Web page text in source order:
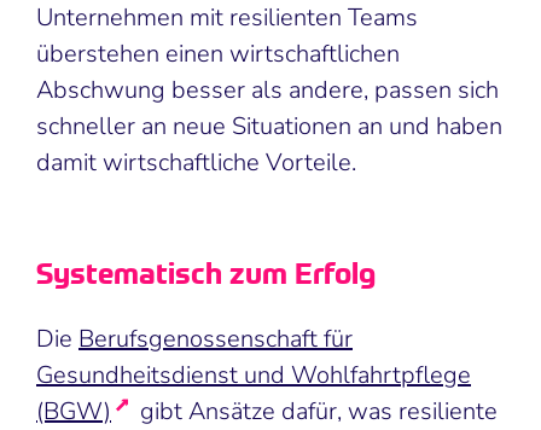
Unternehmen mit resilienten Teams
überstehen einen wirtschaftlichen
Abschwung besser als andere, passen sich
schneller an neue Situationen an und haben
damit wirtschaftliche Vorteile.
Systematisch zum Erfolg
Die Berufsgenossenschaft für
Gesundheitsdienst und Wohlfahrtpflege
(BGW)
gibt Ansätze dafür, was resiliente